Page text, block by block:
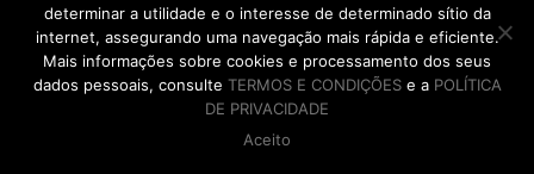
DE VOLTA AO TOPO
determinar a utilidade e o interesse de determinado sítio da
internet, assegurando uma navegação mais rápida e eficiente.
Mais informações sobre cookies e processamento dos seus
dados pessoais, consulte TERMOS E CONDIÇÕESe a POLÍTICA
DE PRIVACIDADE
Aceito